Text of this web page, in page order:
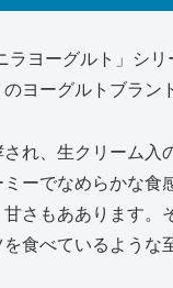
ラヨーグルト」シ
ヨーグルトブラン
れ、生クリーム入
ーでなめらかな食
さもああります。
食べているような